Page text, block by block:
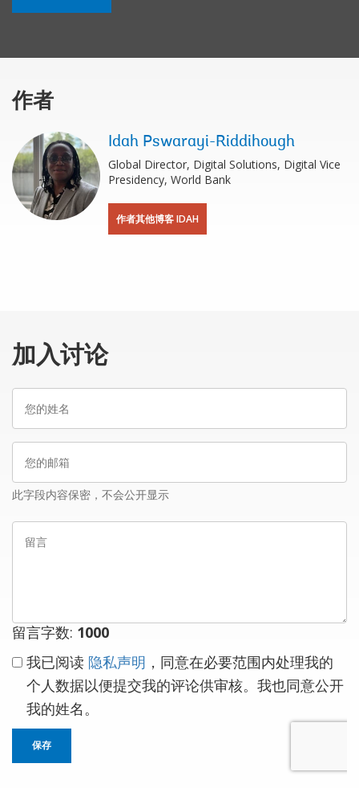
作者
Idah Pswarayi-Riddihough
Global Director, Digital Solutions, Digital Vice
Presidency, World Bank
作者其他博客 IDAH
加入讨论
邮
此字段内容保密，不会公开显示
留言字数: 1000
我已阅读 隐私声明 ，同意在必要范围内处理我的
个人数据以便提交我的评论供审核。我也同意公开
我的姓名。
保存